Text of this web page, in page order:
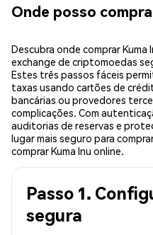
Onde posso
Descubra onde comprar Kuma
exchange de criptomoedas
Estes três passos fáceis
taxas usando cartões de
bancárias ou provedores
complicações. Com
auditorias de reservas e
lugar mais seguro para
comprar Kuma Inu online.
Passo 1.
segura